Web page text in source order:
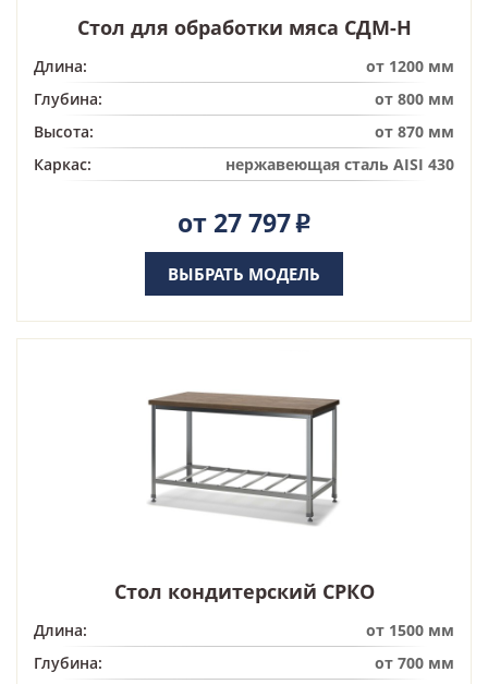
Стол для обработки мяса СДМ-Н
Длина:
от 1200 мм
Глубина:
от 800 мм
Высота:
от 870 мм
Каркас:
нержавеющая сталь AISI 430
от 27 797Р
ВЫБРАТЬ МОДЕЛЬ
Стол кондитерский СРКО
Длина:
от 1500 мм
Глубина:
от 700 мм